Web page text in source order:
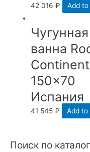
Поиск по
42 016₽ Add
Чугунная
ванна
150×70
Испания
41 545₽ Add